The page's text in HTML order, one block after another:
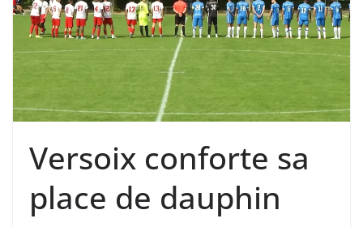
Versoix conforte sa
place de dauphin